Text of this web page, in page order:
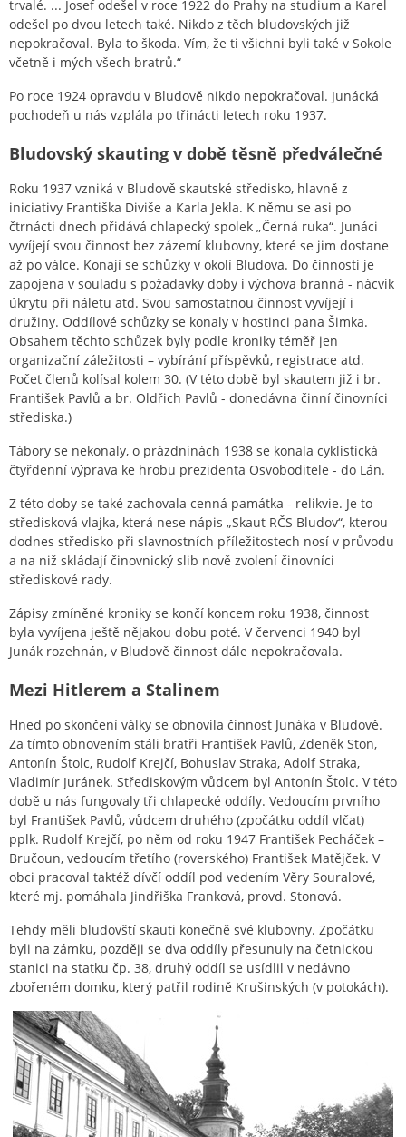
trvalé. ... Josef odešel v roce 1922 do Prahy na studium a Karel
odešel po dvou letech také. Nikdo z těch bludovských již
nepokračoval. Byla to škoda. Vím, že ti všichni byli také v Sokole
včetně i mých všech bratrů.“
Po roce 1924 opravdu v Bludově nikdo nepokračoval. Junácká
pochodeň u nás vzplála po třinácti letech roku 1937.
Bludovský skauting v době těsně předválečné
Roku 1937 vzniká v Bludově skautské středisko, hlavně z
iniciativy Františka Diviše a Karla Jekla. K němu se asi po
čtrnácti dnech přidává chlapecký spolek „Černá ruka“. Junáci
vyvíjejí svou činnost bez zázemí klubovny, které se jim dostane
až po válce. Konají se schůzky v okolí Bludova. Do činnosti je
zapojena v souladu s požadavky doby i výchova branná - nácvik
úkrytu při náletu atd. Svou samostatnou činnost vyvíjejí i
družiny. Oddílové schůzky se konaly v hostinci pana Šimka.
Obsahem těchto schůzek byly podle kroniky téměř jen
organizační záležitosti – vybírání příspěvků, registrace atd.
Počet členů kolísal kolem 30. (V této době byl skautem již i br.
František Pavlů a br. Oldřich Pavlů - donedávna činní činovníci
střediska.)
Tábory se nekonaly, o prázdninách 1938 se konala cyklistická
čtyřdenní výprava ke hrobu prezidenta Osvoboditele - do Lán.
Z této doby se také zachovala cenná památka - relikvie. Je to
středisková vlajka, která nese nápis „Skaut RČS Bludov“, kterou
dodnes středisko při slavnostních příležitostech nosí v průvodu
a na niž skládají činovnický slib nově zvolení činovníci
střediskové rady.
Zápisy zmíněné kroniky se končí koncem roku 1938, činnost
byla vyvíjena ještě nějakou dobu poté. V červenci 1940 byl
Junák rozehnán, v Bludově činnost dále nepokračovala.
Mezi Hitlerem a Stalinem
Hned po skončení války se obnovila činnost Junáka v Bludově.
Za tímto obnovením stáli bratři František Pavlů, Zdeněk Ston,
Antonín Štolc, Rudolf Krejčí, Bohuslav Straka, Adolf Straka,
Vladimír Juránek. Střediskovým vůdcem byl Antonín Štolc. V této
době u nás fungovaly tři chlapecké oddíly. Vedoucím prvního
byl František Pavlů, vůdcem druhého (zpočátku oddíl vlčat)
pplk. Rudolf Krejčí, po něm od roku 1947 František Pecháček –
Bručoun, vedoucím třetího (roverského) František Matějček. V
obci pracoval taktéž dívčí oddíl pod vedením Věry Souralové,
které mj. pomáhala Jindřiška Franková, provd. Stonová.
Tehdy měli bludovští skauti konečně své klubovny. Zpočátku
byli na zámku, později se dva oddíly přesunuly na četnickou
stanici na statku čp. 38, druhý oddíl se usídlil v nedávno
zbořeném domku, který patřil rodině Krušinských (v potokách).